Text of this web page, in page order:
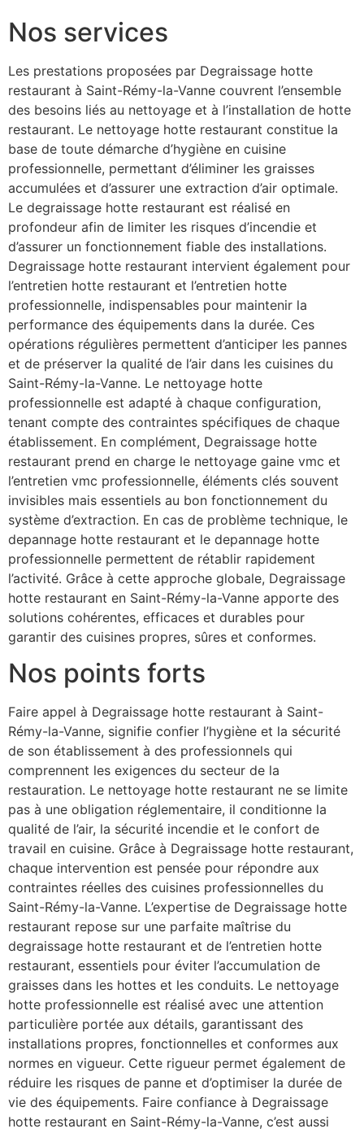
Nos services
Les prestations proposées par Degraissage hotte
restaurant à Saint-Rémy-la-Vanne couvrent l’ensemble
des besoins liés au nettoyage et à l’installation de hotte
restaurant. Le nettoyage hotte restaurant constitue la
base de toute démarche d’hygiène en cuisine
professionnelle, permettant d’éliminer les graisses
accumulées et d’assurer une extraction d’air optimale.
Le degraissage hotte restaurant est réalisé en
profondeur afin de limiter les risques d’incendie et
d’assurer un fonctionnement fiable des installations.
Degraissage hotte restaurant intervient également pour
l’entretien hotte restaurant et l’entretien hotte
professionnelle, indispensables pour maintenir la
performance des équipements dans la durée. Ces
opérations régulières permettent d’anticiper les pannes
et de préserver la qualité de l’air dans les cuisines du
Saint-Rémy-la-Vanne. Le nettoyage hotte
professionnelle est adapté à chaque configuration,
tenant compte des contraintes spécifiques de chaque
établissement. En complément, Degraissage hotte
restaurant prend en charge le nettoyage gaine vmc et
l’entretien vmc professionnelle, éléments clés souvent
invisibles mais essentiels au bon fonctionnement du
système d’extraction. En cas de problème technique, le
depannage hotte restaurant et le depannage hotte
professionnelle permettent de rétablir rapidement
l’activité. Grâce à cette approche globale, Degraissage
hotte restaurant en Saint-Rémy-la-Vanne apporte des
solutions cohérentes, efficaces et durables pour
garantir des cuisines propres, sûres et conformes.
Nos points forts
Faire appel à Degraissage hotte restaurant à Saint-
Rémy-la-Vanne, signifie confier l’hygiène et la sécurité
de son établissement à des professionnels qui
comprennent les exigences du secteur de la
restauration. Le nettoyage hotte restaurant ne se limite
pas à une obligation réglementaire, il conditionne la
qualité de l’air, la sécurité incendie et le confort de
travail en cuisine. Grâce à Degraissage hotte restaurant,
chaque intervention est pensée pour répondre aux
contraintes réelles des cuisines professionnelles du
Saint-Rémy-la-Vanne. L’expertise de Degraissage hotte
restaurant repose sur une parfaite maîtrise du
degraissage hotte restaurant et de l’entretien hotte
restaurant, essentiels pour éviter l’accumulation de
graisses dans les hottes et les conduits. Le nettoyage
hotte professionnelle est réalisé avec une attention
particulière portée aux détails, garantissant des
installations propres, fonctionnelles et conformes aux
normes en vigueur. Cette rigueur permet également de
réduire les risques de panne et d’optimiser la durée de
vie des équipements. Faire confiance à Degraissage
hotte restaurant en Saint-Rémy-la-Vanne, c’est aussi